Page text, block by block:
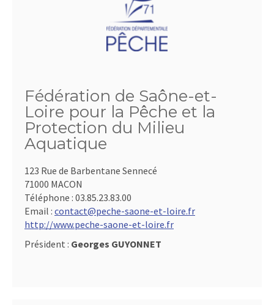
Fédération de Saône-et-
Loire pour la Pêche et la
Protection du Milieu
Aquatique
123 Rue de Barbentane Sennecé
71000 MACON
Téléphone : 03.85.23.83.00
Email : contact@peche-saone-et-loire.fr
http://www.peche-saone-et-loire.fr
Président : Georges GUYONNET